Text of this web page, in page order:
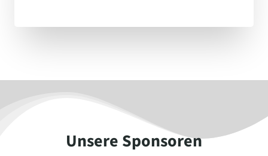
Unsere Sponsoren